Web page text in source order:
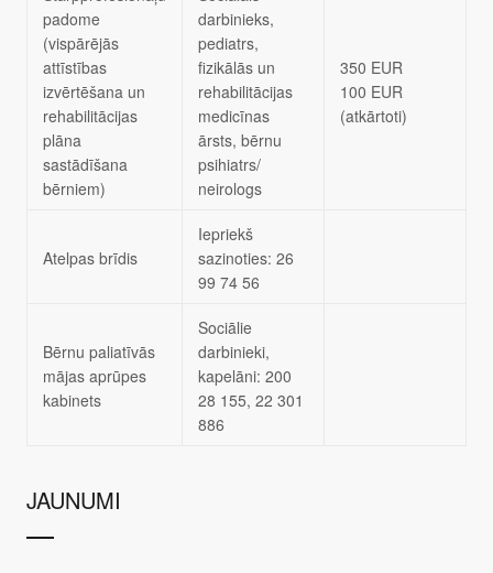
padome
(vispārējās
attīstības
izvērtēšana un
rehabilitācijas
plāna
sastādīšana
bērniem)
darbinieks,
pediatrs,
fizikālās un
rehabilitācijas
medicīnas
ārsts, bērnu
psihiatrs/
neirologs
350 EUR
100 EUR
(atkārtoti)
Atelpas brīdis
Iepriekš
sazinoties: 26
99 74 56
Bērnu paliatīvās
mājas aprūpes
kabinets
Sociālie
darbinieki,
kapelāni: 200
28 155, 22 301
886
JAUNUMI